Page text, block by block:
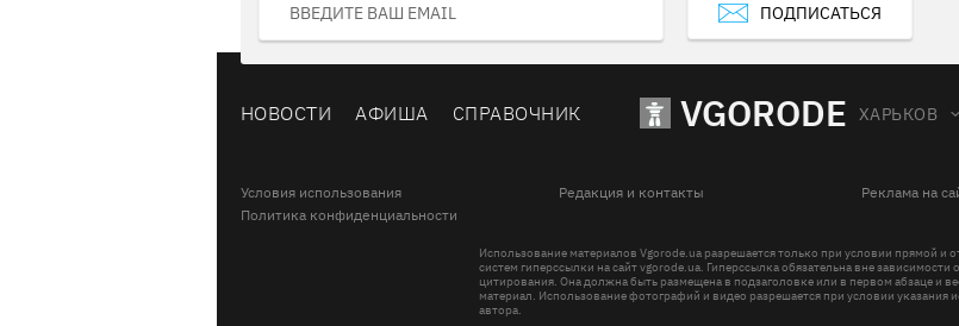
ПОДПИСАТЬСЯ
НОВОСТИ АФИША СПРАВОЧНИК VGORODE ХАРЬКОВ
Условия использования Редакция и контакты
Реклама на
Политика конфиденциальности
Использование материалов Vgorode.ua разрешается только при условии прямой и
систем гиперссылки на сайт vgorode.ua. Гиперссылка обязательна вне зависимости
цитирования. Она должна быть размещена в подзаголовке или в первом абзаце и
материал. Использование фотографий и видео разрешается при условии указания
автора.